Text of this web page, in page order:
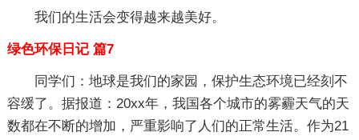
我们的生活会变得越来越美好。
绿色环保日记 篇7
同学们：地球是我们的家园，保护生态环境已经刻不
容缓了。据报道：20xx年，我国各个城市的雾霾天气的天
数都在不断的增加，严重影响了人们的正常生活。作为21